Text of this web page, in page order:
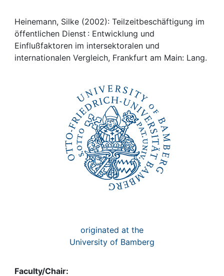
Help
Heinemann, Silke (2002): Teilzeitbeschäftigung im
öffentlichen Dienst : Entwicklung und
Einflußfaktoren im intersektoralen und
internationalen Vergleich, Frankfurt am Main: Lang.
originated at the
University of Bamberg
Faculty/Chair: